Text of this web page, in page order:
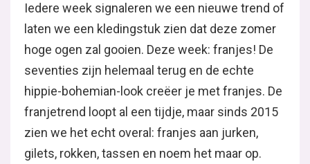
Iedere week signaleren we een nieuwe trend of
laten we een kledingstuk zien dat deze zomer
hoge ogen zal gooien. Deze week: franjes! De
seventies zijn helemaal terug en de echte
hippie-bohemian-look creëer je met franjes. De
franjetrend loopt al een tijdje, maar sinds 2015
zien we het echt overal: franjes aan jurken,
gilets, rokken, tassen en noem het maar op.